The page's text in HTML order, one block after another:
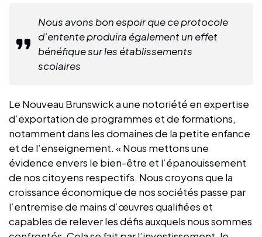
Nous avons bon espoir que ce protocole
d’entente produira également un effet
bénéfique sur les établissements
scolaires
Le Nouveau Brunswick a une notoriété en expertise
d’exportation de programmes et de formations,
notamment dans les domaines de la petite enfance
et de l’enseignement. « Nous mettons une
évidence envers le bien-être et l’épanouissement
de nos citoyens respectifs. Nous croyons que la
croissance économique de nos sociétés passe par
l’entremise de mains d’œuvres qualifiées et
capables de relever les défis auxquels nous sommes